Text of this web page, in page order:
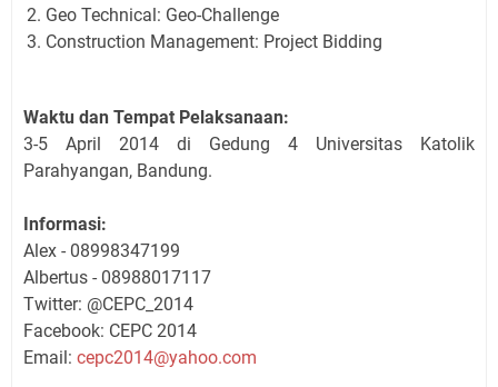
Geo Technical: Geo-Challenge
Construction Management: Project Bidding
Waktu dan Tempat Pelaksanaan:
3-5 April 2014 di Gedung 4 Universitas Katolik
Parahyangan, Bandung.
Informasi:
Alex - 08998347199
Albertus - 08988017117
Twitter: @CEPC_2014
Facebook: CEPC 2014
Email: cepc2014@yahoo.com